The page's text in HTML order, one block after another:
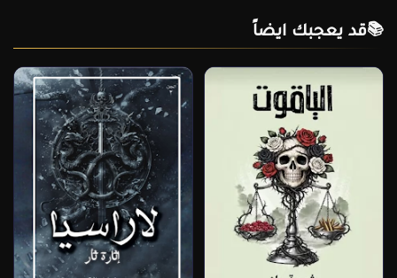
قد يعجبك ايضاً